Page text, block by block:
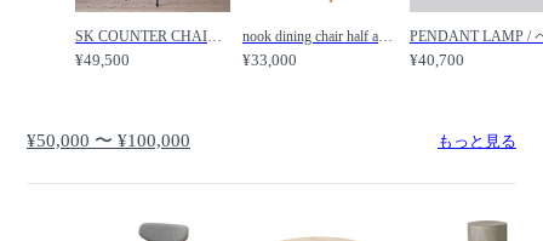
SK COUNTER CHAIR wood / SK カウンターチェア / SIKAKU / シカク
¥49,500
nook dining chair half arm / ヌーク ダイニングチェア ハーフアーム / SIEVE / シーヴ
¥33,000 ¥40,700
¥50,000 〜 ¥100,000 もっと見る